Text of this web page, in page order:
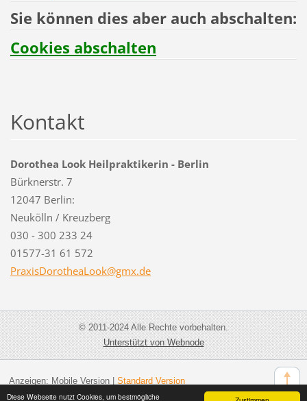
Diese Webseite nutzt Cookies, um bestmögliche
Sie können dies aber auch abschalten:
Cookies abschalten
Kontakt
Dorothea Look Heilpraktikerin - Berlin
Bürknerstr. 7
12047 Berlin:
Neukölln / Kreuzberg
030 - 300 233 24
01577-31 61 572
PraxisDorotheaLook@gmx.de
© 2011-2024 Alle Rechte vorbehalten.
Unterstützt von Webnode
Anzeigen: Mobile Version| Standard Version